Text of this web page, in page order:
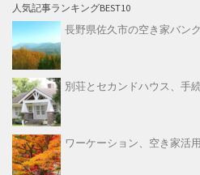
人気記事ランキングBEST10
長野県佐久市の空き家バン
別荘とセカンドハウス、手
ワーケーション、空き家活